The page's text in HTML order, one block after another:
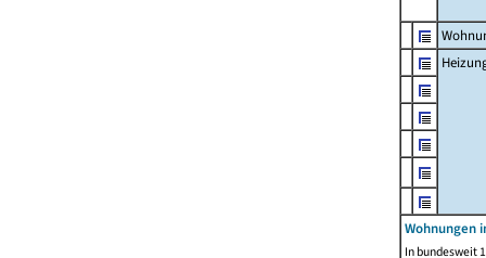
Wohnungen
In bundesweit